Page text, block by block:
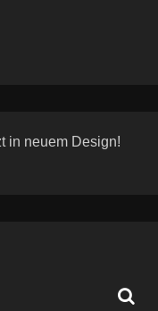
in neuem Design!